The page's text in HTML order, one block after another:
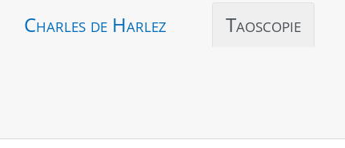
Charles de Harlez Taoscopie